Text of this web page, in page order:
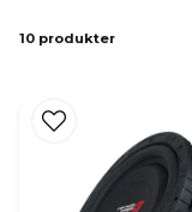
10 produkter